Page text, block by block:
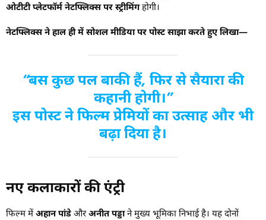
ओटीटी प्लेटफॉर्म नेटफ्लिक्स पर स्ट्रीमिंगहोगी।
नेटफ्लिक्स ने हाल ही में सोशल मीडिया पर पोस्ट साझा करते हुए लिखा—
“बस कुछ पल बाकी हैं, फिर से सैयारा की
कहानी होगी।”
इस पोस्ट ने फिल्म प्रेमियों का उत्साह और भी
बढ़ा दिया है।
नए कलाकारों की एंट्री
फिल्म मेंअहान पांडे औरअनीत पड्डाने मुख्य भूमिका निभाई है। यह दोनों